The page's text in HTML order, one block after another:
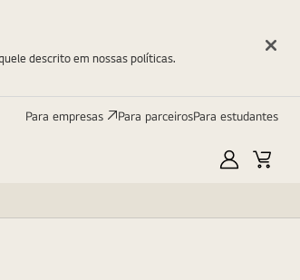
Para empresas Para parceirosPara estudantes
Minha
descrito em nossas políticas.